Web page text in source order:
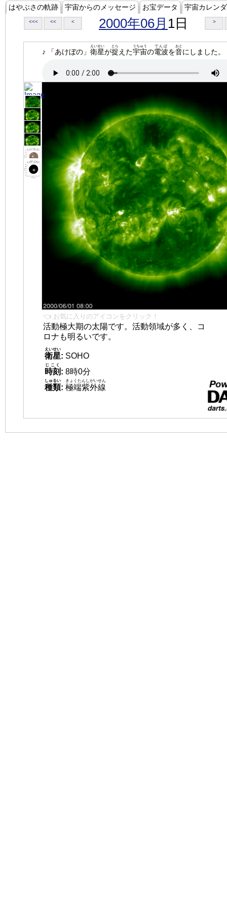
はやぶさの軌跡 宇宙からのメッセージ お宝データ 宇宙カレン
<<< << < 2000年06月 1日 >
♪ 「あけぼの」 衛星
えいせい
が捉
とら
えた宇宙
うちゅう
の電波
でんぱ
を音
おと
にしました。
👈 お気に入りのアイコンをクリック！
活動極大期の太陽です。活動領域が多く、コ
ロナも明るいです。
衛星
えいせい
: SOHO
時刻
じこく
: 8時0分
種類
しゅるい
: 極端紫外線
きょくたんしがいせん